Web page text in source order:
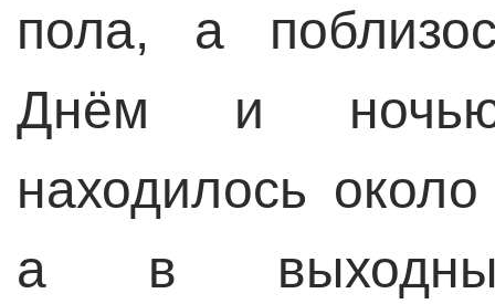
пола, а
Днём и ночью
находилось
а в